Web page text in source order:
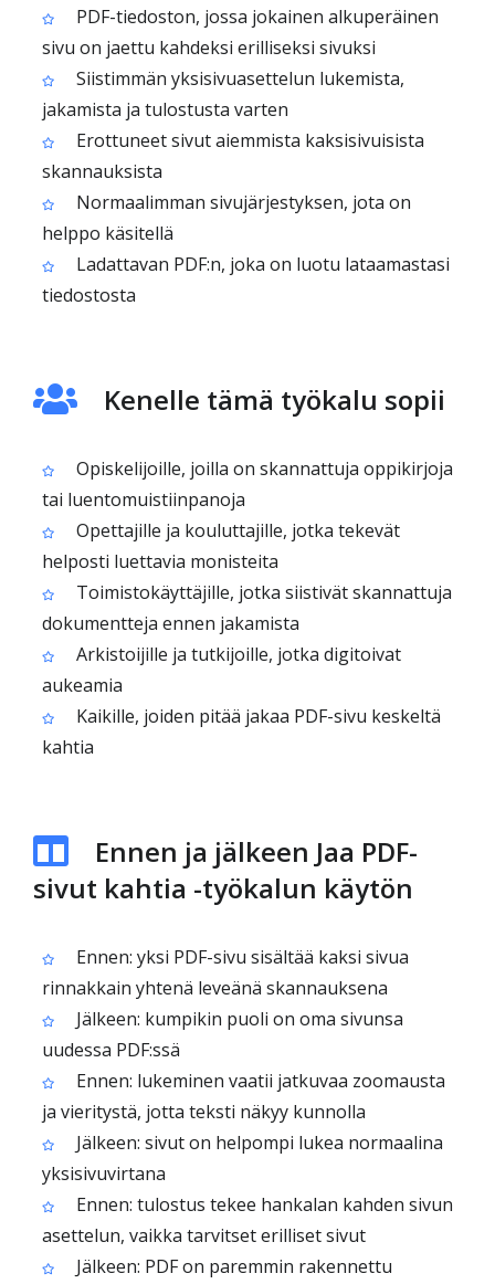
PDF-tiedoston, jossa jokainen alkuperäinen
sivu on jaettu kahdeksi erilliseksi sivuksi
Siistimmän yksisivuasettelun lukemista,
jakamista ja tulostusta varten
Erottuneet sivut aiemmista kaksisivuisista
skannauksista
Normaalimman sivujärjestyksen, jota on
helppo käsitellä
Ladattavan PDF:n, joka on luotu lataamastasi
tiedostosta
Kenelle tämä työkalu sopii
Opiskelijoille, joilla on skannattuja oppikirjoja
tai luentomuistiinpanoja
Opettajille ja kouluttajille, jotka tekevät
helposti luettavia monisteita
Toimistokäyttäjille, jotka siistivät skannattuja
dokumentteja ennen jakamista
Arkistoijille ja tutkijoille, jotka digitoivat
aukeamia
Kaikille, joiden pitää jakaa PDF-sivu keskeltä
kahtia
Ennen ja jälkeen Jaa PDF-
sivut kahtia -työkalun käytön
Ennen: yksi PDF-sivu sisältää kaksi sivua
rinnakkain yhtenä leveänä skannauksena
Jälkeen: kumpikin puoli on oma sivunsa
uudessa PDF:ssä
Ennen: lukeminen vaatii jatkuvaa zoomausta
ja vieritystä, jotta teksti näkyy kunnolla
Jälkeen: sivut on helpompi lukea normaalina
yksisivuvirtana
Ennen: tulostus tekee hankalan kahden sivun
asettelun, vaikka tarvitset erilliset sivut
Jälkeen: PDF on paremmin rakennettu